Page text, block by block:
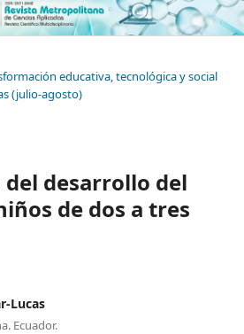
educativa, tecnológica y social
(julio-agosto)
desarrollo del
de dos a tres
Lucas
Ecuador.